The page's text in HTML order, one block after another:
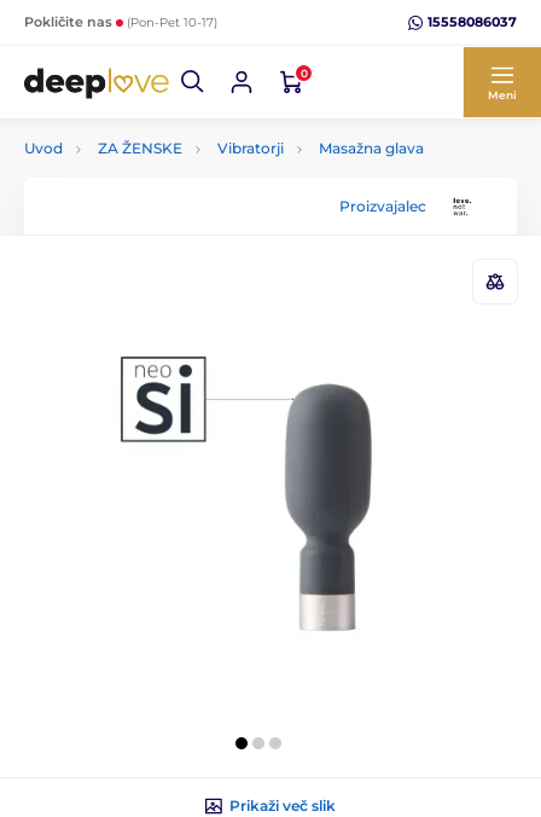
Pokličite nas (Pon-Pet 10-17) 15558086037
0
Meni
Uvod ZA ŽENSKE Vibratorji Masažna glava
Proizvajalec
Prikaži več slik